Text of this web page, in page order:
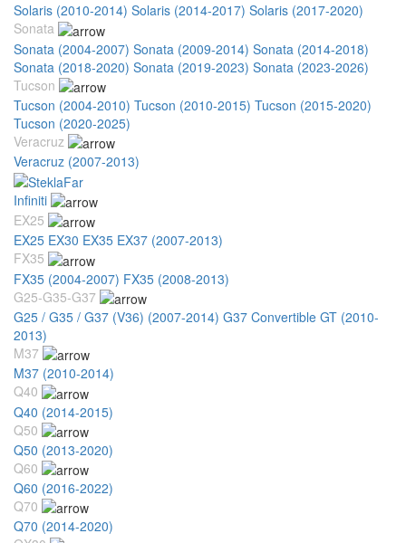
Solaris (2010-2014) Solaris (2014-2017) Solaris (2017-2020)
Sonata
Sonata (2004-2007) Sonata (2009-2014) Sonata (2014-2018)
Sonata (2018-2020) Sonata (2019-2023) Sonata (2023-2026)
Tucson
Tucson (2004-2010) Tucson (2010-2015) Tucson (2015-2020)
Tucson (2020-2025)
Veracruz
Veracruz (2007-2013)
Infiniti
EX25
EX25 EX30 EX35 EX37 (2007-2013)
FX35
FX35 (2004-2007) FX35 (2008-2013)
G25-G35-G37
G25 / G35 / G37 (V36) (2007-2014) G37 Convertible GT (2010-
2013)
M37
M37 (2010-2014)
Q40
Q40 (2014-2015)
Q50
Q50 (2013-2020)
Q60
Q60 (2016-2022)
Q70
Q70 (2014-2020)